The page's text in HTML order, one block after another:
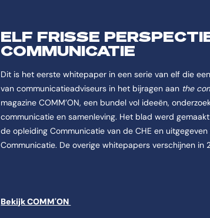
ELF FRISSE
COMMUNICATIE
Dit is het eerste whitepaper in een serie van elf die
van communicatieadviseurs in het bijragen aan the
magazine COMM’ON, een bundel vol ideeën,
communicatie en samenleving. Het blad werd
de opleiding Communicatie van de CHE en
Communicatie. De overige whitepapers verschijnen in
Bekijk COMM'ON